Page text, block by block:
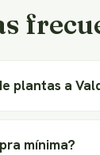
plantas a
mínima?